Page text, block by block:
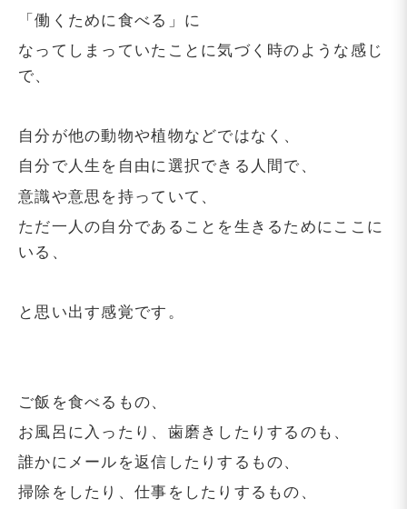
「働くために食べる」に
なってしまっていたことに気づく時のような感じ
で、
自分が他の動物や植物などではなく、
自分で人生を自由に選択できる人間で、
意識や意思を持っていて、
ただ一人の自分であることを生きるためにここに
いる、
と思い出す感覚です。
ご飯を食べるもの、
お風呂に入ったり、歯磨きしたりするのも、
誰かにメールを返信したりするもの、
掃除をしたり、仕事をしたりするもの、